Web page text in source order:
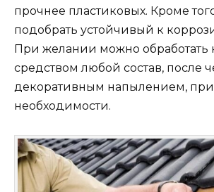
прочнее пластиковых. Кроме
подобрать устойчивый к
При желании можно
средством любой состав, после
декоративным напылением, при
необходимости.